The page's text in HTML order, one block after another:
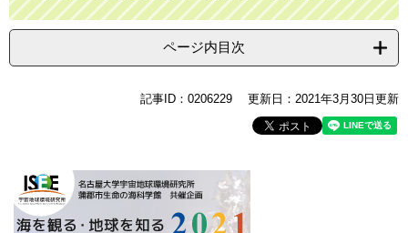
ページ内目次
記事ID：0206229 更新日：2021年3月30日更新